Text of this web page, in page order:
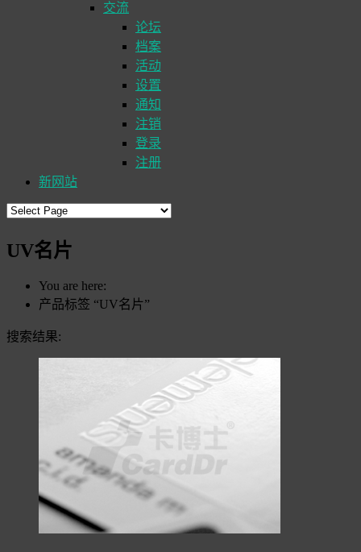
交流
论坛
档案
活动
设置
通知
注销
登录
注册
新网站
UV名片
You are here:
产品标签 “UV名片”
搜索结果: